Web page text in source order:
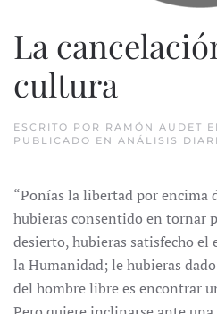
La
cultura
ESCRITO POR RAMÓN AUDET
PUBLICADO EN ANÁLISIS
“Ponías la libertad por encima
hubieras consentido en tornar
desierto, hubieras satisfecho el
la Humanidad; le hubieras
del hombre libre es encontrar